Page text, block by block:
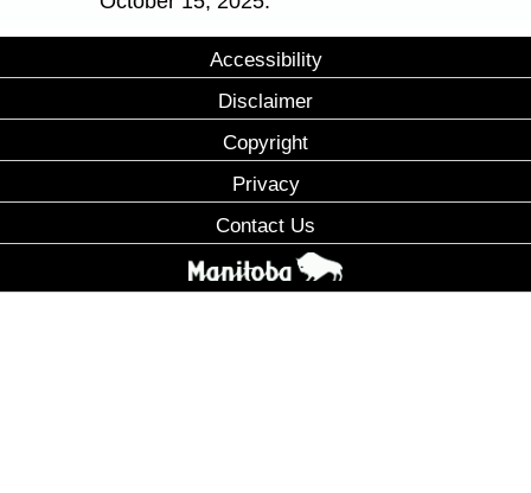
Accessibility
Disclaimer
Copyright
Privacy
Contact Us